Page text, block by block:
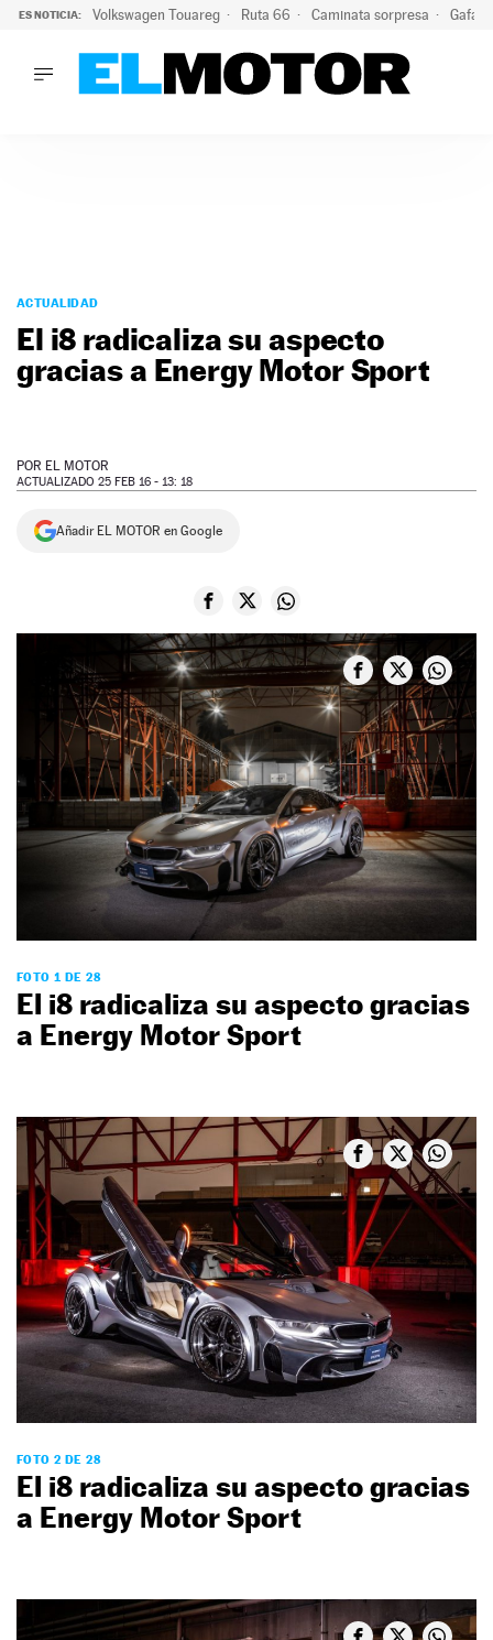
ES NOTICIA: Volkswagen Touareg Ruta 66 Caminata sorpresa Gafas
PODCAST
MOTOS
TECNOLOGÍA
SUPERCOCHES
SERVICIOS
NEWSLETTER
ACTUALIDAD
El i8 radicaliza su aspecto
gracias a Energy Motor Sport
POR EL MOTOR
ACTUALIZADO 25 FEB 16 - 13: 18
Añadir EL MOTOR en Google
FOTO 1 DE 28
El i8 radicaliza su aspecto gracias
a Energy Motor Sport
FOTO 2 DE 28
El i8 radicaliza su aspecto gracias
a Energy Motor Sport